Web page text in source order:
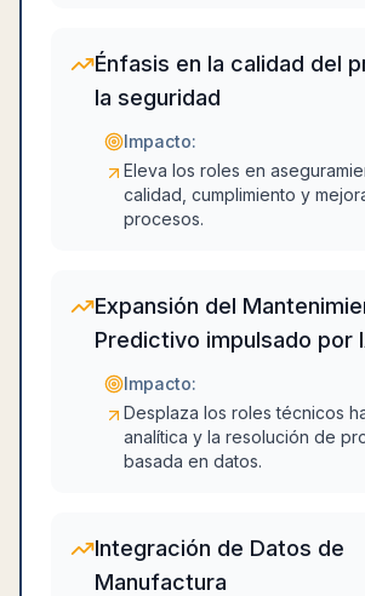
Énfasis en la calidad del
la seguridad
Impacto:
Eleva los roles en
calidad, cumplimiento y
procesos.
Expansión del
Predictivo impulsado por
Impacto:
Desplaza los roles técnicos
analítica y la resolución de
basada en datos.
Integración de Datos de
Manufactura